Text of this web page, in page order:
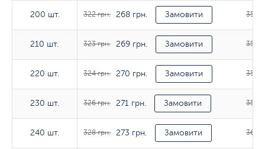
200 шт.
210 шт.
220 шт.
230 шт.
240 шт.
200 шт. 322 грн. 268 грн. Замовити 354
210 шт. 323 грн. 269 грн. Замовити 356
220 шт. 324 грн. 270 грн. Замовити 357
230 шт. 326 грн. 271 грн. Замовити 358
240 шт. 328 грн. 273 грн. Замовити 362